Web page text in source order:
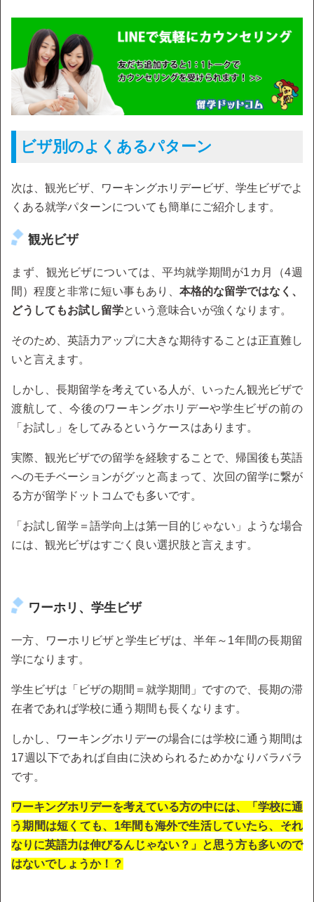
ビザ別のよくあるパターン
次は、観光ビザ、ワーキングホリデービザ、学生ビザでよ
くある就学パターンについても簡単にご紹介します。
観光ビザ
まず、観光ビザについては、平均就学期間が1カ月（4週
間）程度と非常に短い事もあり、 本格的な留学ではなく、
どうしてもお試し留学という意味合いが強くなります。
そのため、英語力アップに大きな期待することは正直難し
いと言えます。
しかし、長期留学を考えている人が、いったん観光ビザで
渡航して、今後のワーキングホリデーや学生ビザの前の
「お試し」をしてみるというケースはあります。
実際、観光ビザでの留学を経験することで、帰国後も英語
へのモチベーションがグッと高まって、次回の留学に繋が
る方が留学ドットコムでも多いです。
「お試し留学＝語学向上は第一目的じゃない」ような場合
には、観光ビザはすごく良い選択肢と言えます。
ワーホリ、学生ビザ
一方、ワーホリビザと学生ビザは、半年～1年間の長期留
学になります。
学生ビザは「ビザの期間＝就学期間」ですので、長期の滞
在者であれば学校に通う期間も長くなります。
しかし、ワーキングホリデーの場合には学校に通う期間は
17週以下であれば自由に決められるためかなりバラバラ
です。
ワーキングホリデーを考えている方の中には、「学校に通
う期間は短くても、1年間も海外で生活していたら、それ
なりに英語力は伸びるんじゃない？」と思う方も多いので
はないでしょうか！？